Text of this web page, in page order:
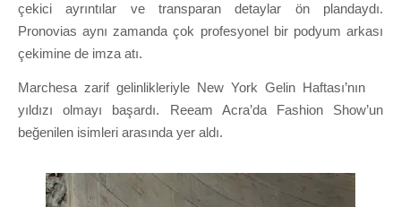
çekici ayrıntılar ve transparan detaylar ön plandaydı.
Pronovias aynı zamanda çok profesyonel bir podyum arkası
çekimine de imza atı.
Marchesa zarif gelinlikleriyle New York Gelin Haftası’nın
yıldızı olmayı başardı. Reeam Acra’da Fashion Show’un
beğenilen isimleri arasında yer aldı.